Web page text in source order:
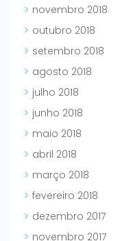
novembro 2018
outubro 2018
setembro 2018
agosto 2018
julho 2018
junho 2018
maio 2018
abril 2018
março 2018
fevereiro 2018
dezembro 2017
novembro 2017